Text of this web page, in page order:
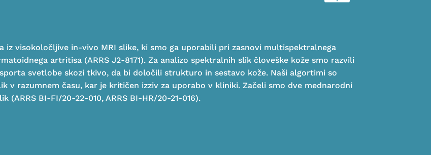
iz visokoločljive in-vivo MRI slike, ki smo ga uporabili pri zasnovi multispektralnega
artritisa (ARRS J2-8171). Za analizo spektralnih slik človeške kože smo razvili
svetlobe skozi tkivo, da bi določili strukturo in sestavo kože. Naši algortimi so
v razumnem času, kar je kritičen izziv za uporabo v kliniki. Začeli smo dve mednarodni
(ARRS BI-FI/20-22-010, ARRS BI-HR/20-21-016).